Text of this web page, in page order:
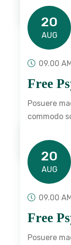
20
AUG
09.00 AM
Free
Posuere
commodo
20
AUG
09.00 AM
Free
Posuere